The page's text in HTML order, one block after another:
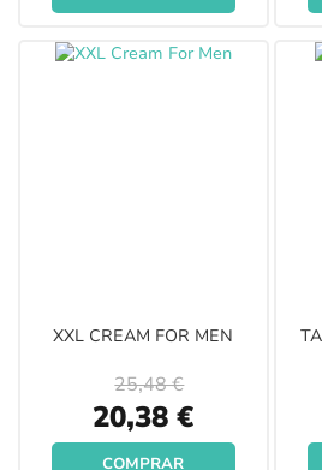
XXL CREAM FOR MEN
Special
Price
20,38 €
25,48 €
COMPRAR